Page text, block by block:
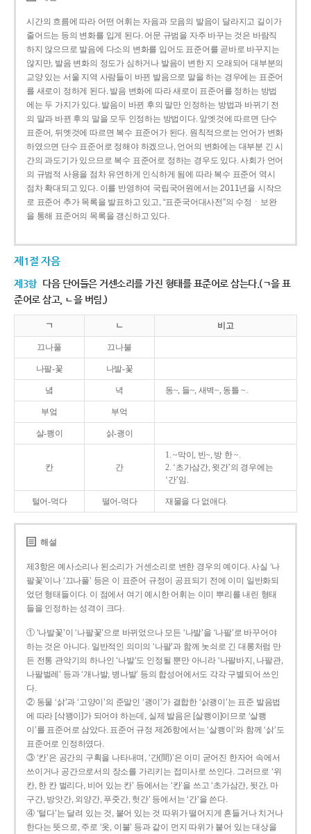
시간의 흐름에 따라 어떤 어휘는 자음과 모음의 발음이 달라지고 길이가
줄어드는 등의 변화를 입게 된다. 어문 규범을 자주 바꾸는 것은 바람직
하지 않으므로 발음에 다소의 변화를 입어도 표준어를 곧바로 바꾸지는
않지만, 발음 변화의 정도가 심하거나 발음이 변한 지 오래되어 대부분의
교양 있는 서울 지역 사람들이 바뀐 발음으로 말을 하는 경우에는 표준어
를 새로이 정하게 된다. 발음 변화에 따라 새로이 표준어를 정하는 방법
에는 두 가지가 있다. 발음이 바뀐 후의 말만 인정하는 방법과 바뀌기 전
의 말과 바뀐 후의 말을 모두 인정하는 방법이다. 앞엣것에 따르면 단수
표준어, 뒤엣것에 따르면 복수 표준어가 된다. 원칙적으로는 언어가 변화
하였으면 단수 표준어로 정해야 하겠으나, 언어의 변화에는 대부분 긴 시
간의 과도기가 있으므로 복수 표준어로 정하는 경우도 있다. 사회가 언어
의 규범적 사용을 점차 유연하게 인식하게 됨에 따라 복수 표준어 역시
점차 확대되고 있다. 이를 반영하여 국립국어원에서는 2011년을 시작으
로 표준어 추가 목록을 발표하고 있고, “표준국어대사전”의 수정ㆍ보완
을 통해 표준어의 목록을 갱신하고 있다.
제1절 자음
제3항 다음 단어들은 거센소리를 가진 형태를 표준어로 삼는다.(ㄱ을 표
준어로 삼고, ㄴ을 버림.)
ㄱ ㄴ 비고
끄나풀 끄나불
나팔-꽃 나발-꽃
녘 녁 동~, 들~, 새벽~, 동틀 ~.
부엌 부억
살-쾡이 삵-괭이
칸 간
1. ~막이, 빈~, 방 한 ~.
2. ‘초가삼간, 윗간’의 경우에는
‘간’임.
털어-먹다 떨어-먹다 재물을 다 없애다.
해설
제3항은 예사소리나 된소리가 거센소리로 변한 경우의 예이다. 사실 ‘나
팔꽃’이나 ‘끄나풀’ 등은 이 표준어 규정이 공표되기 전에 이미 일반화되
었던 형태들이다. 이 점에서 여기 예시한 어휘는 이미 뿌리를 내린 형태
들을 인정하는 성격이 크다.
① ‘나발꽃’이 ‘나팔꽃’으로 바뀌었으나 모든 ‘나발’을 ‘나팔’로 바꾸어야
하는 것은 아니다. 일반적인 의미의 ‘나팔’과 함께 놋쇠로 긴 대롱처럼 만
든 전통 관악기의 하나인 ‘나발’도 인정될 뿐만 아니라 ‘나팔바지, 나팔관,
나팔벌레’ 등과 ‘개나발, 병나발’ 등의 합성어에서도 각각 구별되어 쓰인
다.
② 동물 ‘삵’과 ‘고양이’의 준말인 ‘괭이’가 결합한 ‘삵괭이’는 표준 발음법
에 따라 [삭꽹이]가 되어야 하는데, 실제 발음은 [살쾡이]이므로 ‘살쾡
이’를 표준어로 삼았다. 표준어 규정 제26항에서는 ‘살쾡이’와 함께 ‘삵’도
표준어로 인정하였다.
③ ‘칸’은 공간의 구획을 나타내며, ‘간(間)’은 이미 굳어진 한자어 속에서
쓰이거나 공간으로서의 장소를 가리키는 접미사로 쓰인다. 그러므로 ‘위
칸, 한 칸 벌리다, 비어 있는 칸’ 등에서는 ‘칸’을 쓰고 ‘초가삼간, 뒷간, 마
구간, 방앗간, 외양간, 푸줏간, 헛간’ 등에서는 ‘간’을 쓴다.
④ ‘털다’는 달려 있는 것, 붙어 있는 것 따위가 떨어지게 흔들거나 치거나
한다는 뜻으로, 주로 ‘옷, 이불’ 등과 같이 먼지 따위가 붙어 있는 대상을